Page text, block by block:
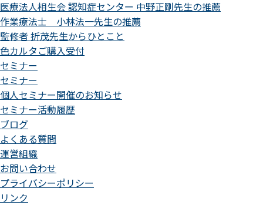
医療法人相生会 認知症センター 中野正剛先生の推薦
作業療法士 小林法一先生の推薦
監修者 折茂先生からひとこと
色カルタご購入受付
セミナー
セミナー
個人セミナー開催のお知らせ
セミナー活動履歴
ブログ
よくある質問
運営組織
お問い合わせ
プライバシーポリシー
リンク